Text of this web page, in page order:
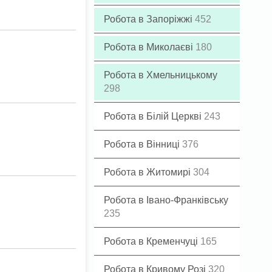
Робота в Запоріжжі 452
Робота в Миколаєві 180
Робота в Хмельницькому
298
Робота в Білій Церкві 243
Робота в Вінниці 376
Робота в Житомирі 304
Робота в Івано-Франківську
235
Робота в Кременчуці 165
Робота в Кривому Розі 320